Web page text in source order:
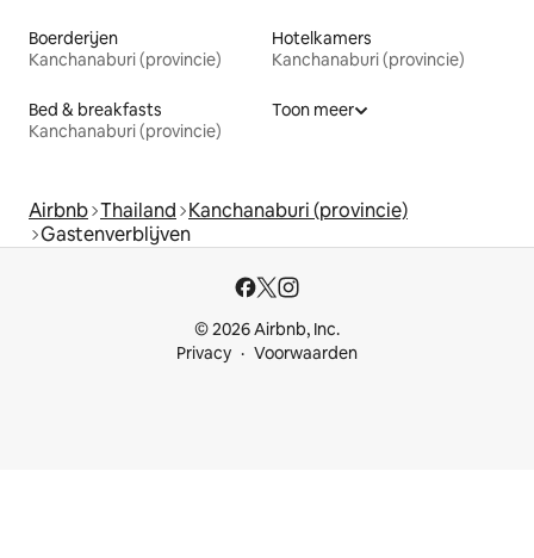
Boerderijen
Kanchanaburi (provincie)
Hotelkamers
Kanchanaburi (provincie)
Bed & breakfasts
Kanchanaburi (provincie)
Toon meer
Airbnb Thailand Kanchanaburi (provincie)
Gastenverblijven
© 2026 Airbnb, Inc.
Privacy
Voorwaarden